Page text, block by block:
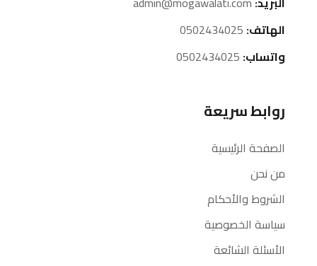
الهاتف:
واتساب:
روابط سريعة
الصفحة الرئيسية
من نحن
الشروط والأحكام
سياسة الخصوصية
الأسئلة الشائعة